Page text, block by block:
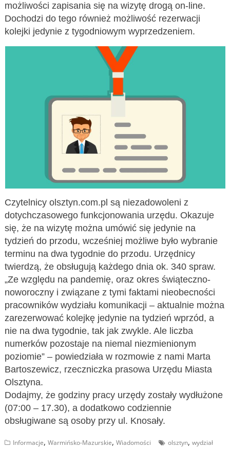
możliwości zapisania się na wizytę drogą on-line.
Dochodzi do tego również możliwość rezerwacji
kolejki jedynie z tygodniowym wyprzedzeniem.
Czytelnicy olsztyn.com.pl są niezadowoleni z
dotychczasowego funkcjonowania urzędu. Okazuje
się, że na wizytę można umówić się jedynie na
tydzień do przodu, wcześniej możliwe było wybranie
terminu na dwa tygodnie do przodu. Urzędnicy
twierdzą, że obsługują każdego dnia ok. 340 spraw.
„Ze względu na pandemię, oraz okres świąteczno-
noworoczny i związane z tymi faktami nieobecności
pracowników wydziału komunikacji – aktualnie można
zarezerwować kolejkę jedynie na tydzień wprzód, a
nie na dwa tygodnie, tak jak zwykle. Ale liczba
numerków pozostaje na niemal niezmienionym
poziomie” – powiedziała w rozmowie z nami Marta
Bartoszewicz, rzeczniczka prasowa Urzędu Miasta
Olsztyna.
Dodajmy, że godziny pracy urzędy zostały wydłużone
(07:00 – 17.30), a dodatkowo codziennie
obsługiwane są osoby przy ul. Knosały.
Informacje,Warmińsko-Mazurskie,Wiadomości olsztyn,wydział